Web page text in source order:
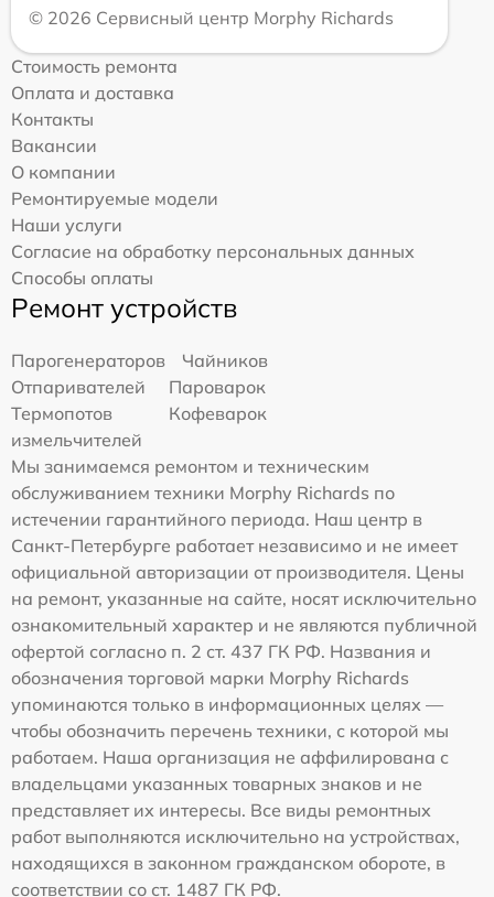
© 2026 Сервисный центр Morphy Richards
Стоимость ремонта
Оплата и доставка
Контакты
Вакансии
О компании
Ремонтируемые модели
Наши услуги
Согласие на обработку персональных данных
Способы оплаты
Ремонт устройств
Парогенераторов
Чайников
Отпаривателей
Пароварок
Термопотов
Кофеварок
измельчителей
Мы занимаемся ремонтом и техническим
обслуживанием техники Morphy Richards по
истечении гарантийного периода. Наш центр в
Санкт-Петербурге работает независимо и не имеет
официальной авторизации от производителя. Цены
на ремонт, указанные на сайте, носят исключительно
ознакомительный характер и не являются публичной
офертой согласно п. 2 ст. 437 ГК РФ. Названия и
обозначения торговой марки Morphy Richards
упоминаются только в информационных целях —
чтобы обозначить перечень техники, с которой мы
работаем. Наша организация не аффилирована с
владельцами указанных товарных знаков и не
представляет их интересы. Все виды ремонтных
работ выполняются исключительно на устройствах,
находящихся в законном гражданском обороте, в
соответствии со ст. 1487 ГК РФ.